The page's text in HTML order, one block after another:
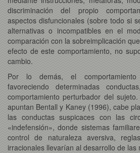
discriminación del propio
aspectos disfuncionales (sobre todo si
alternativas o incompatibles en el
comparación con la sobreimplicación
efecto de este comportamiento, no
cambio.
Por lo demás, el
favoreciendo determinadas
comportamiento perturbador del
apuntan Bentall y Kaney (1996), cabe
las conductas suspicaces con las
«indefensión», donde sistemas
control de naturaleza aversiva,
irracionales llevarían al desarrollo de las